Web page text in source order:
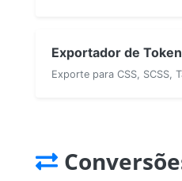
Exportador de
Exporte para CSS, SCSS,